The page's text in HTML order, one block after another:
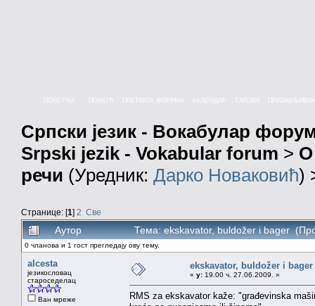
КАЛЕНДАР
Српски језик - Вокабулар
Srpski jezik - Vokabular forum > О
речи (Уредник: Дарко Новаковић)
Странице: [1] 2 Све
Аутор Тема: ekskavator, buldožer i bager
0 чланова и 1 гост прегледају ову тему.
alcesta
језикословац
староседелац
Ван мреже
ekskavator, buldožer i bager
« у: 19.00 ч. 27.06.2009. »
RMS za ekskavator kaže: "građevinska